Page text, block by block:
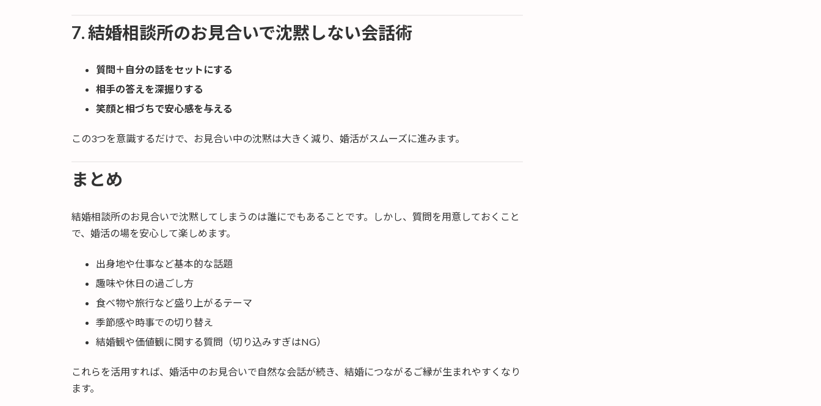
7. 結婚相談所のお見合いで沈黙しない会話術
質問＋自分の話をセットにする
相手の答えを深掘りする
笑顔と相づちで安心感を与える
この3つを意識するだけで、お見合い中の沈黙は大きく減り、婚活がスムーズに進みます。
まとめ
結婚相談所のお見合いで沈黙してしまうのは誰にでもあることです。しかし、質問を用意しておくこと
で、婚活の場を安心して楽しめます。
出身地や仕事など基本的な話題
趣味や休日の過ごし方
食べ物や旅行など盛り上がるテーマ
季節感や時事での切り替え
結婚観や価値観に関する質問（切り込みすぎはNG）
これらを活用すれば、婚活中のお見合いで自然な会話が続き、結婚につながるご縁が生まれやすくなり
ます。